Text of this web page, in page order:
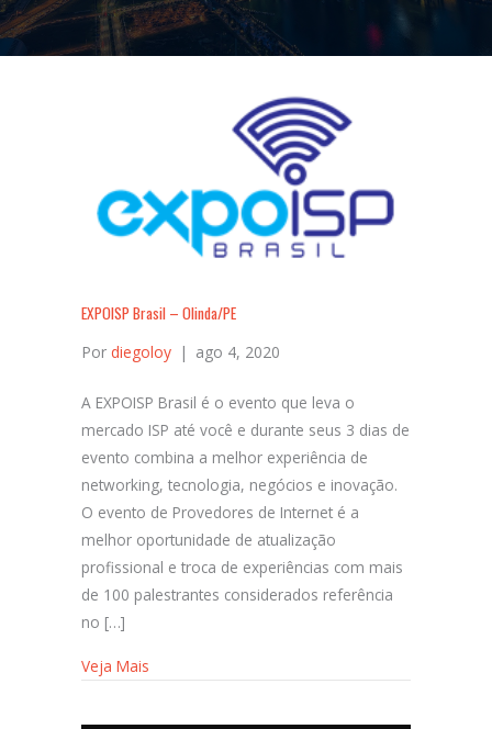
EXPOISP Brasil – Olinda/PE
Por diegoloy | ago 4, 2020
A EXPOISP Brasil é o evento que leva o
mercado ISP até você e durante seus 3 dias de
evento combina a melhor experiência de
networking, tecnologia, negócios e inovação.
O evento de Provedores de Internet é a
melhor oportunidade de atualização
profissional e troca de experiências com mais
de 100 palestrantes considerados referência
no […]
Veja Mais